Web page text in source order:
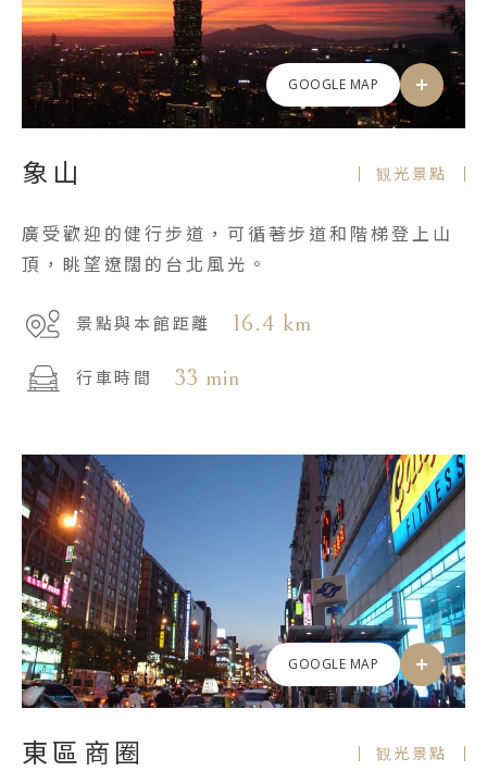
GOOGLE MAP
象山 観光景點
廣受歡迎的健行步道，可循著步道和階梯登上山
頂，眺望遼闊的台北風光。
景點與本館距離 16.4 km
行車時間 33 min
GOOGLE MAP
東區商圈 観光景點